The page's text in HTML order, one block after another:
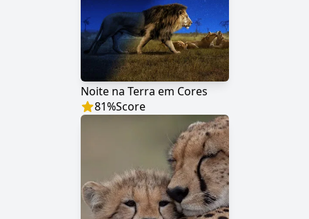
Noite na Terra em Cores
81%Score